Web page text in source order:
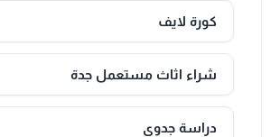
كورة لايف
شراء اثاث مستعمل جدة
دراسة جدوى